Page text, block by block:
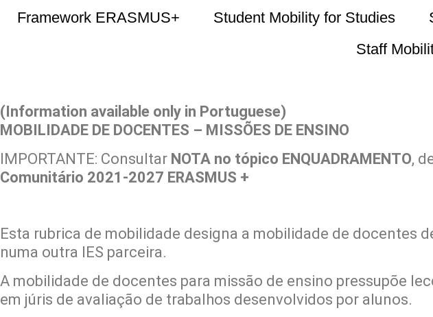
Framework ERASMUS+ Student Mobility for Studies
Staff
(Information available only in Portuguese)
MOBILIDADE DE DOCENTES – MISSÕES DE ENSINO
IMPORTANTE: Consultar NOTA no tópico ENQUADRAMENTO,
Comunitário 2021-2027 ERASMUS +
Esta rubrica de mobilidade designa a mobilidade de docentes
numa outra IES parceira.
A mobilidade de docentes para missão de ensino pressupõe
em júris de avaliação de trabalhos desenvolvidos por alunos.